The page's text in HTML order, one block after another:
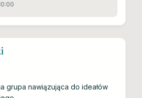
grupa nawiązująca do ideałów